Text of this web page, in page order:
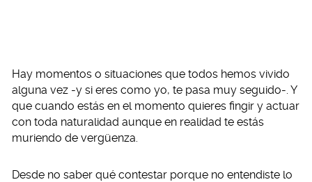
Hay momentos o situaciones que todos hemos vivido
alguna vez -y si eres como yo, te pasa muy seguido-. Y
que cuando estás en el momento quieres fingir y actuar
con toda naturalidad aunque en realidad te estás
muriendo de vergüenza.
Desde no saber qué contestar porque no entendiste lo